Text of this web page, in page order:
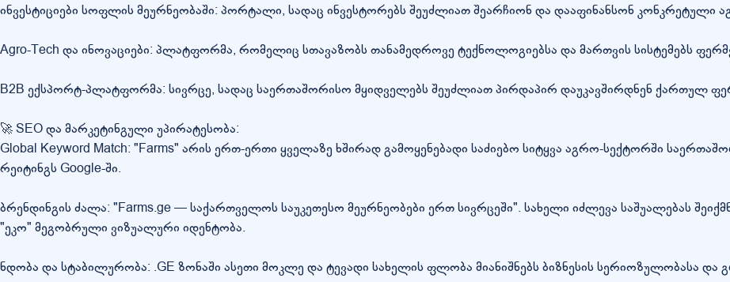
ინვესტიციები სოფლის მეურნეობაში: პორტალი, სადაც ინვესტორებს შეუძლიათ შეარჩიონ და დააფინანსონ კონკრეტული
Agro-Tech და ინოვაციები: პლატფორმა, რომელიც სთავაზობს თანამედროვე ტექნოლოგიებსა და მართვის სისტემებს
B2B ექსპორტ-პლატფორმა: სივრცე, სადაც საერთაშორისო მყიდველებს შეუძლიათ პირდაპირ დაუკავშირდნენ ქართულ
🚀 SEO და მარკეტინგული უპირატესობა:
Global Keyword Match: "Farms" არის ერთ-ერთი ყველაზე ხშირად გამოყენებადი საძიებო სიტყვა აგრო-სექტორში
რეიტინგს Google-ში.
ბრენდინგის ძალა: "Farms.ge — საქართველოს საუკეთესო მეურნეობები ერთ სივრცეში". სახელი იძლევა საშუალებას
"ეკო" მეგობრული ვიზუალური იდენტობა.
ნდობა და სტაბილურობა: .GE ზონაში ასეთი მოკლე და ტევადი სახელის ფლობა მიანიშნებს ბიზნესის სერიოზულობასა და